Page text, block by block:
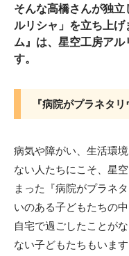
そんな高橋さんが独
ルリシャ」を立ち上
ム』は、星空工房ア
す。
『病院がプラネタ
病気や障がい、生活環
ない人たちにこそ、星
まった『病院がプラネ
いのある子どもたちの
自宅で過ごしたことが
ない子どもたちもいま